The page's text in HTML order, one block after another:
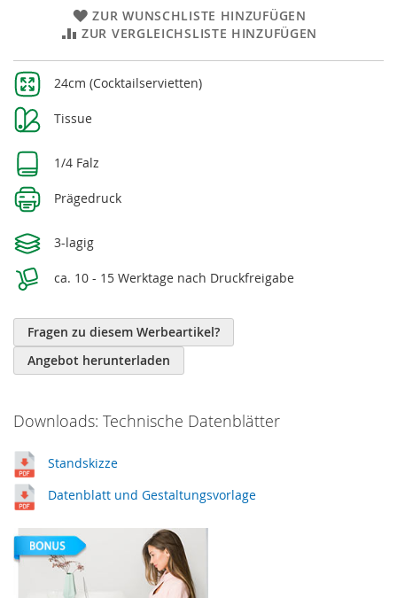
ZUR WUNSCHLISTE HINZUFÜGEN
ZUR VERGLEICHSLISTE HINZUFÜGEN
Weitere
Informationen24cm (Cocktailservietten)
Tissue
1/4 Falz
Prägedruck
3-lagig
ca. 10 - 15 Werktage nach Druckfreigabe
Fragen zu diesem Werbeartikel?
Angebot herunterladen
Downloads: Technische Datenblätter
Standskizze
Datenblatt und Gestaltungsvorlage